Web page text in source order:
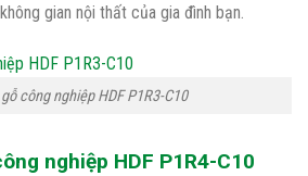
gian nội thất của gia đình bạn.
công nghiệp HDF P1R3-C10
nghiệp HDF P1R4-C10